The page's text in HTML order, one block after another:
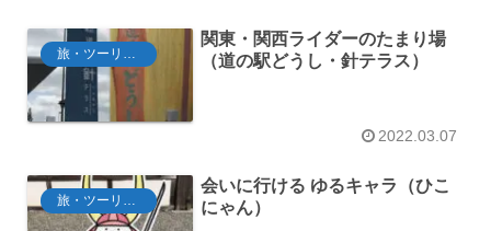
旅・ツーリング
関東・関西ライダーのたまり場
（道の駅どうし・針テラス）
2022.03.07
旅・ツーリング
会いに行ける ゆるキャラ（ひこ
にゃん）